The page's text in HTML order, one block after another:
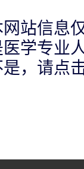
入治疗。
网站信息
医学专业
是，请点